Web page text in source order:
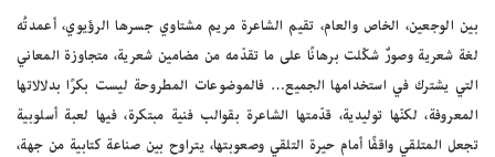
بين الوجعين، الخاص والعام، تقيم الشاعرة مريم مشتاوي جسرها الرؤيوي، أعمدتُه
لغة شعرية وصورٌ شكّلت برهانًا على ما تقدّمه من مضامين شعرية، متجاوزة المعاني
التي يشترك في استخدامها الجميع… فالموضوعات المطروحة ليست بكرًا بدلالاتها
المعروفة، لكنّها توليدية، قدّمتها الشاعرة بقوالب فنية مبتكرة، فيها لعبة أسلوبية
تجعل المتلقي واقفًا أمام حيرة التلقي وصعوبتها، يتراوح بين صناعة كتابية من جهة،